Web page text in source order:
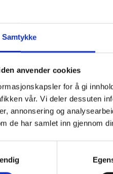
Samtykke
anvender cookies
for å gi
vår. Vi deler dessuten
annonsering og
de har samlet inn gjennom